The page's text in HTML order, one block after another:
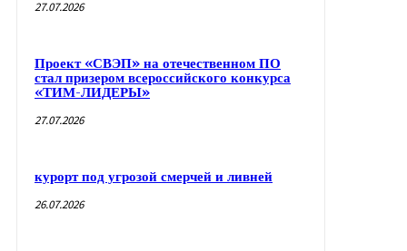
27.07.2026
Проект «СВЭП» на отечественном ПО
стал призером всероссийского конкурса
«ТИМ-ЛИДЕРЫ»
27.07.2026
курорт под угрозой смерчей и ливней
26.07.2026